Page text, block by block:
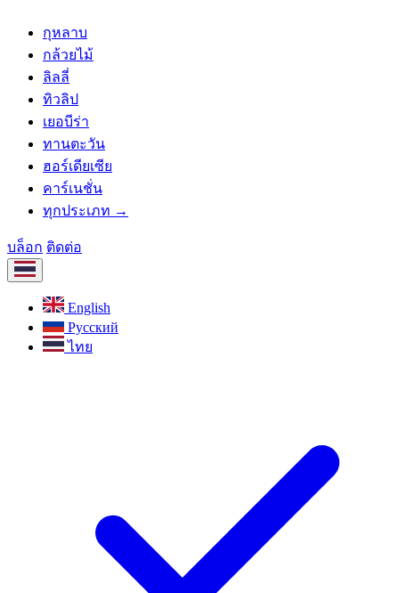
กุหลาบ
กล้วยไม้
ลิลลี่
ทิวลิป
เยอบีร่า
ทานตะวัน
ฮอร์เดียเซีย
คาร์เนชั่น
ทุกประเภท →
บล็อก ติดต่อ
English
Русский
ไทย